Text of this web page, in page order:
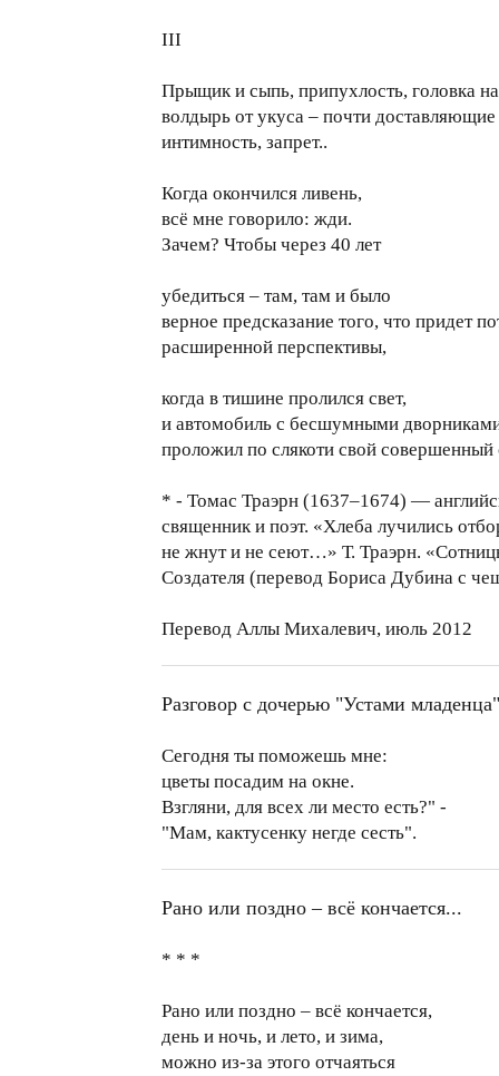
III
Прыщик и сыпь, припухлость, головка
волдырь от укуса – почти
интимность, запрет..
Когда окончился ливень,
всё мне говорило: жди.
Зачем? Чтобы через 40 лет
убедиться – там, там и было
верное предсказание того, что придет
расширенной перспективы,
когда в тишине пролился свет,
и автомобиль с бесшумными
проложил по слякоти свой совершенный
* - Томас Траэрн (1637–1674) —
священник и поэт. «Хлеба лучились
не жнут и не сеют…» Т. Траэрн.
Создателя (перевод Бориса Дубина с
Перевод Аллы Михалевич, июль 2012
Разговор с дочерью "Устами младенца"
Сегодня ты поможешь мне:
цветы посадим на окне.
Взгляни, для всех ли место есть?" -
"Мам, кактусенку негде сесть".
Рано или поздно – всё кончается...
* * *
Рано или поздно – всё кончается,
день и ночь, и лето, и зима,
можно из-за этого отчаяться